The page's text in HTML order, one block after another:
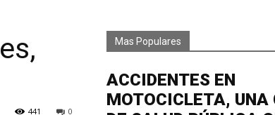
0
441
Mas Populares
ACCIDENTES EN
MOTOCICLETA, UNA